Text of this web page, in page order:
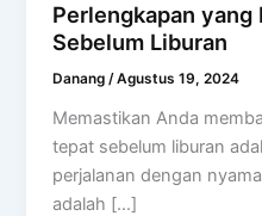
Perlengkapan yang
Sebelum Liburan
Danang/Agustus 19, 2024
Memastikan Anda
tepat sebelum liburan
perjalanan dengan
adalah […]